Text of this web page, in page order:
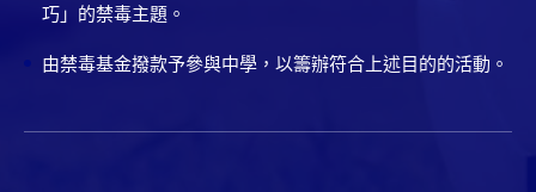
巧」的禁毒主題。
由禁毒基金撥款予參與中學，以籌辦符合上述目的的活動。